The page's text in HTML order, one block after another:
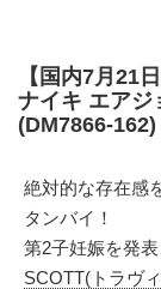
【国内7月21
ナイキ エア
(DM7866-162)
絶対的な存在感
タンバイ！
第2子妊娠を発
SCOTT(トラヴ